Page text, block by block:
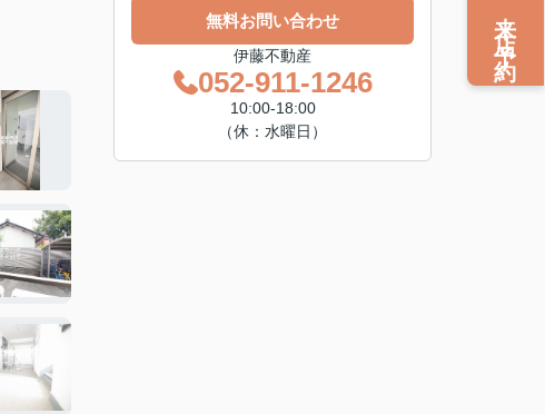
無料お問い合わせ
伊藤不動産
052-911-1246
10:00‐18:00
（休：水曜日）
来店予約